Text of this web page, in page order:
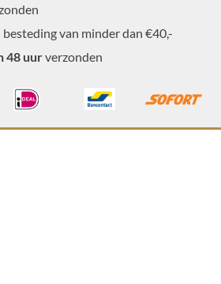
van minder dan €40,-
48 uurverzonden